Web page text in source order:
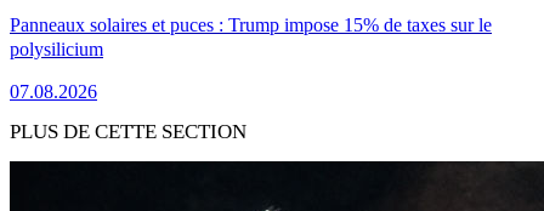
Panneaux solaires et puces : Trump impose 15% de taxes sur le
polysilicium
07.08.2026
PLUS DE CETTE SECTION